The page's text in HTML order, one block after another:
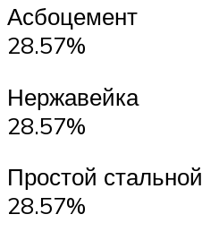
Асбоцемент
28.57%
Нержавейка
28.57%
Простой стальной
28.57%